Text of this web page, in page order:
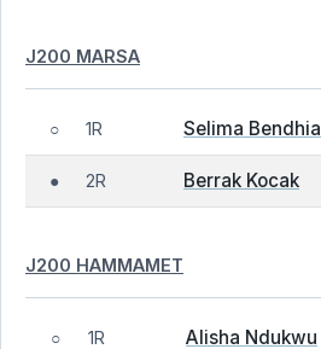
J200 MARSA
○ 1R Selima Bendhia
● 2R Berrak Kocak
J200 HAMMAMET
○ 1R Alisha Ndukwu